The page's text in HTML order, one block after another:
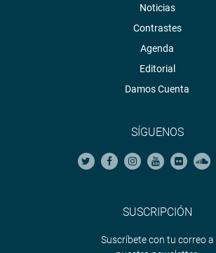
Noticias
Contrastes
Agenda
Editorial
Damos Cuenta
SÍGUENOS
SUSCRIPCIÓN
Suscríbete con tu correo a